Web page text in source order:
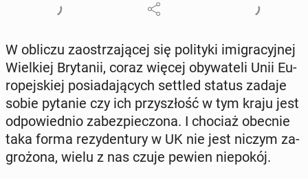
W obliczu za­ostrza­ją­cej się po­li­ty­ki imi­gra­cyj­nej
Wiel­kiej Bry­ta­nii, coraz więcej oby­wa­te­li Unii Eu­
ro­pej­skiej po­sia­da­ją­cych settled status zadaje
sobie pytanie czy ich przy­szłość w tym kraju jest
od­po­wied­nio za­bez­pie­czo­na. I chociaż obecnie
taka forma re­zy­den­tu­ry w UK nie jest niczym za­
gro­żo­na, wielu z nas czuje pewien nie­po­kój.